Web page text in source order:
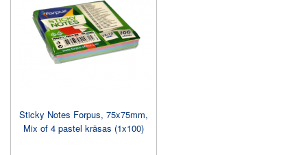
Sticky Notes Forpus, 75x75mm,
Mix of 4 pastel krāsas (1x100)